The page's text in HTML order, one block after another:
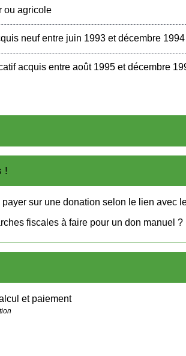
ou agricole
neuf entre juin 1993 et décembre
acquis entre août 1995 et décembre
!
sur une donation selon le lien avec
fiscales à faire pour un don manuel ?
et paiement